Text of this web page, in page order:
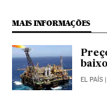
MAIS INFORMAÇÕES
EL PAÍS